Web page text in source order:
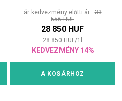
ár kedvezmény előtti ár:33
556 HUF
28 850 HUF
28 850 HUF/1
KEDVEZMÉNY 14%
A KOSÁRHOZ